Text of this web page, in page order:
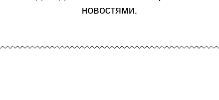
новостями.